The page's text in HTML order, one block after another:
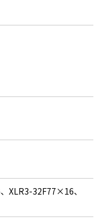
XLR3-32F77×16、